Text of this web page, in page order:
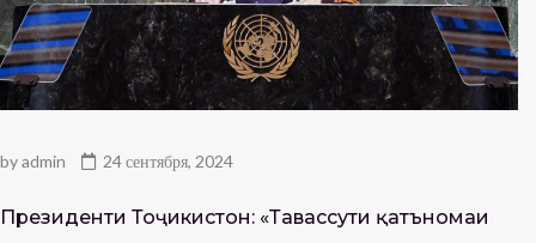
byadmin 24 сентября, 2024
Президенти Тоҷикистон: «Тавассути қатъномаи